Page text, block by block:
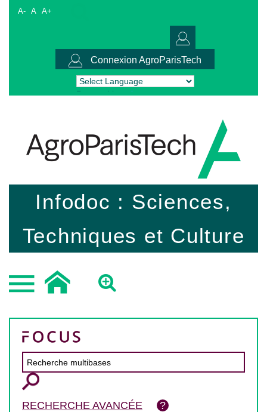
A- A A+
Connexion AgroParisTech
Powered by Translate
Infodoc : Sciences,
Techniques et Culture
RECHERCHE AVANCÉE